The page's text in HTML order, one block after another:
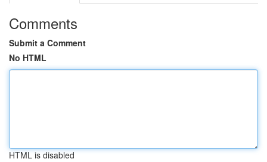
Comments
Submit a Comment
No HTML
HTML is disabled